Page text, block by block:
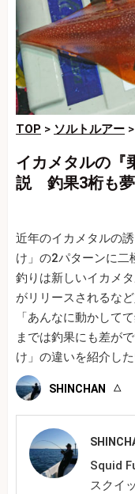
TOP > ソルトルアー >
イカメタルの『
説 釣果3桁も夢
近年のイカメタルの
け」の2パターンに二
釣りは新しいイカメ
がリリースされるな
「あんなに動かして
までは釣果にも差が
け」の違いを紹介した
SHINCHAN
Squid
スクイ